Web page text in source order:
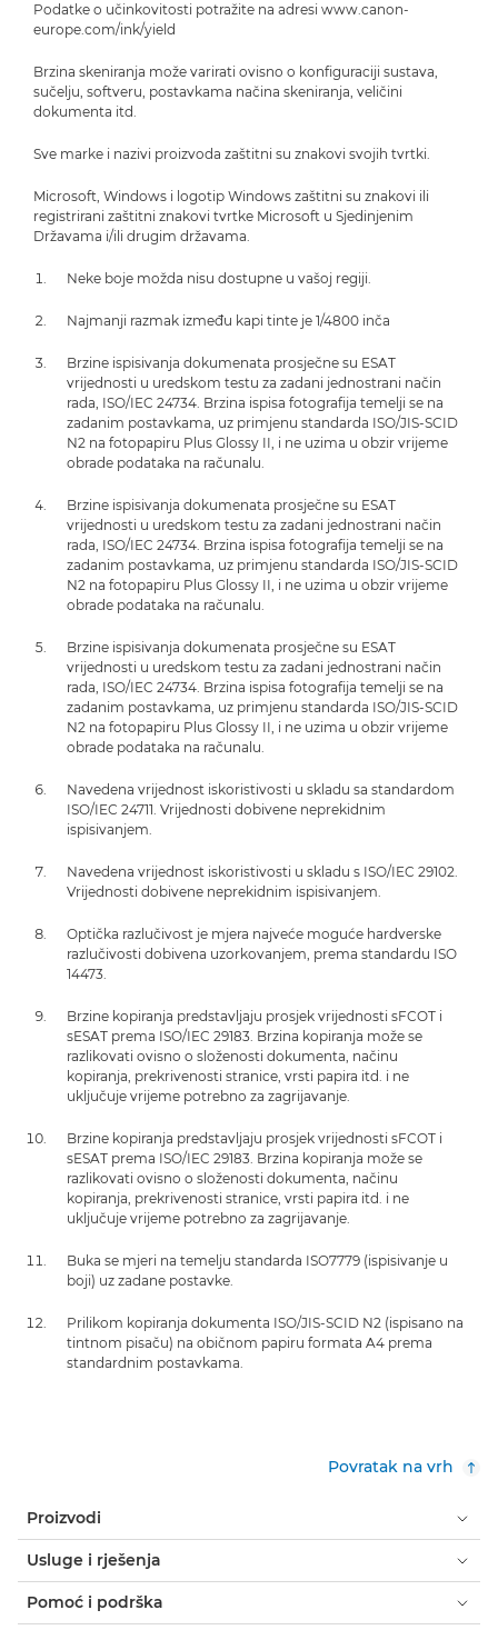
Podatke o učinkovitosti potražite na adresi www.canon-
europe.com/ink/yield
Brzina skeniranja može varirati ovisno o konfiguraciji sustava,
sučelju, softveru, postavkama načina skeniranja, veličini
dokumenta itd.
Sve marke i nazivi proizvoda zaštitni su znakovi svojih tvrtki.
Microsoft, Windows i logotip Windows zaštitni su znakovi ili
registrirani zaštitni znakovi tvrtke Microsoft u Sjedinjenim
Državama i/ili drugim državama.
Neke boje možda nisu dostupne u vašoj regiji.
Najmanji razmak između kapi tinte je 1/4800 inča
Brzine ispisivanja dokumenata prosječne su ESAT
vrijednosti u uredskom testu za zadani jednostrani način
rada, ISO/IEC 24734. Brzina ispisa fotografija temelji se na
zadanim postavkama, uz primjenu standarda ISO/JIS-SCID
N2 na fotopapiru Plus Glossy II, i ne uzima u obzir vrijeme
obrade podataka na računalu.
Brzine ispisivanja dokumenata prosječne su ESAT
vrijednosti u uredskom testu za zadani jednostrani način
rada, ISO/IEC 24734. Brzina ispisa fotografija temelji se na
zadanim postavkama, uz primjenu standarda ISO/JIS-SCID
N2 na fotopapiru Plus Glossy II, i ne uzima u obzir vrijeme
obrade podataka na računalu.
Brzine ispisivanja dokumenata prosječne su ESAT
vrijednosti u uredskom testu za zadani jednostrani način
rada, ISO/IEC 24734. Brzina ispisa fotografija temelji se na
zadanim postavkama, uz primjenu standarda ISO/JIS-SCID
N2 na fotopapiru Plus Glossy II, i ne uzima u obzir vrijeme
obrade podataka na računalu.
Navedena vrijednost iskoristivosti u skladu sa standardom
ISO/IEC 24711. Vrijednosti dobivene neprekidnim
ispisivanjem.
Navedena vrijednost iskoristivosti u skladu s ISO/IEC 29102.
Vrijednosti dobivene neprekidnim ispisivanjem.
Optička razlučivost je mjera najveće moguće hardverske
razlučivosti dobivena uzorkovanjem, prema standardu ISO
14473.
Brzine kopiranja predstavljaju prosjek vrijednosti sFCOT i
sESAT prema ISO/IEC 29183. Brzina kopiranja može se
razlikovati ovisno o složenosti dokumenta, načinu
kopiranja, prekrivenosti stranice, vrsti papira itd. i ne
uključuje vrijeme potrebno za zagrijavanje.
Brzine kopiranja predstavljaju prosjek vrijednosti sFCOT i
sESAT prema ISO/IEC 29183. Brzina kopiranja može se
razlikovati ovisno o složenosti dokumenta, načinu
kopiranja, prekrivenosti stranice, vrsti papira itd. i ne
uključuje vrijeme potrebno za zagrijavanje.
Buka se mjeri na temelju standarda ISO7779 (ispisivanje u
boji) uz zadane postavke.
Prilikom kopiranja dokumenta ISO/JIS-SCID N2 (ispisano na
tintnom pisaču) na običnom papiru formata A4 prema
standardnim postavkama.
Povratak na vrh
Proizvodi
Usluge i rješenja
Pomoć i podrška